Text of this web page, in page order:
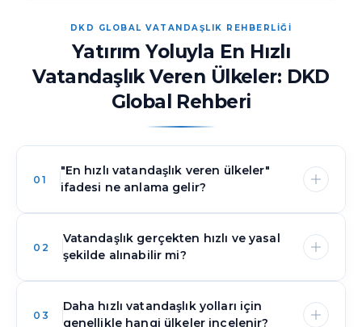
DKD GLOBAL VATANDAŞLIK REHBERLİĞİ
Yatırım Yoluyla En Hızlı
Vatandaşlık Veren Ülkeler: DKD
Global Rehberi
01
"En hızlı vatandaşlık veren ülkeler"
ifadesi ne anlama gelir?
En hızlı vatandaşlık veren ülkelerifadesi
genellikle uygun adayların, geleneksel
vatandaşlığa kabul süreçlerine kıyasla daha kısa
tamamlayabildiği ülkeleri ifade eder.
02
Vatandaşlık gerçekten hızlı ve yasal
şekilde alınabilir mi?
Vatandaşlık yalnızca bir ülkenin buna izin veren
03
Daha hızlı vatandaşlık yolları için
genellikle hangi ülkeler incelenir?